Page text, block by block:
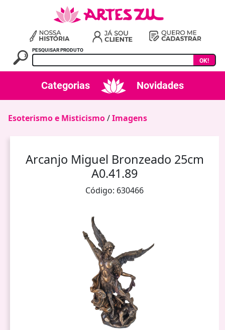
PESQUISAR PRODUTO
OK!
Categorias Novidades
Esoterismo e Misticismo/Imagens
Arcanjo Miguel Bronzeado 25cm
A0.41.89
Código: 630466